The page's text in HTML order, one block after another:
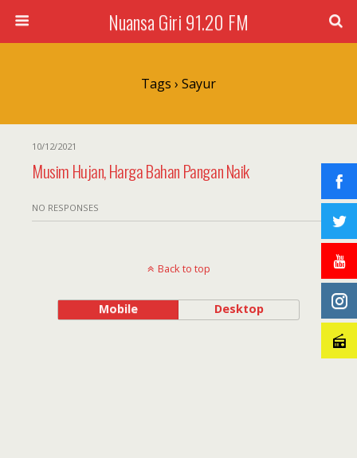
Nuansa Giri 91.20 FM
Tags › Sayur
10/12/2021
Musim Hujan, Harga Bahan Pangan Naik
NO RESPONSES
Back to top
Mobile Desktop